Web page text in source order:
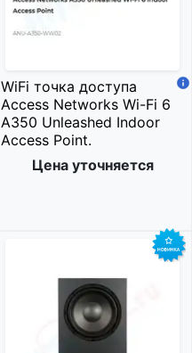
WiFi точка доступа
Access Networks Wi-Fi 6
A350 Unleashed Indoor
Access Point.
Цена уточняется